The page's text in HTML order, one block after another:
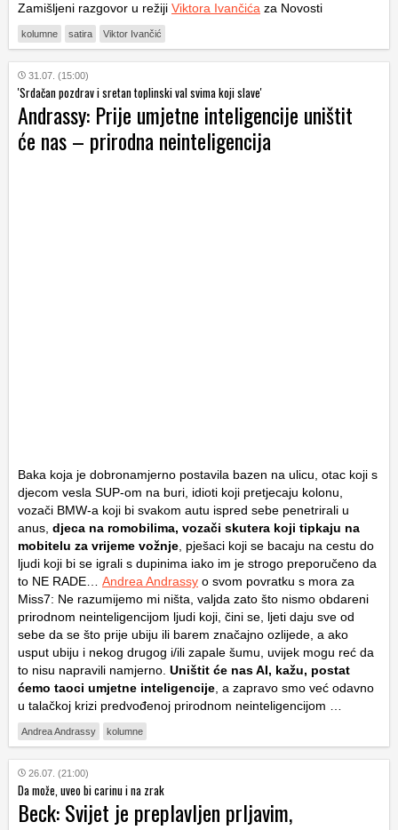
Zamišljeni razgovor u režiji Viktora Ivančića za Novosti
kolumne satira Viktor Ivančić
31.07. (15:00)
'Srdačan pozdrav i sretan toplinski val svima koji slave'
Andrassy: Prije umjetne inteligencije uništit
će nas – prirodna neinteligencija
Baka koja je dobronamjerno postavila bazen na ulicu, otac koji s
djecom vesla SUP-om na buri, idioti koji pretjecaju kolonu,
vozači BMW-a koji bi svakom autu ispred sebe penetrirali u
anus, djeca na romobilima, vozači skutera koji tipkaju na
mobitelu za vrijeme vožnje , pješaci koji se bacaju na cestu do
ljudi koji bi se igrali s dupinima iako im je strogo preporučeno da
to NE RADE… Andrea Andrassy o svom povratku s mora za
Miss7: Ne razumijemo mi ništa, valjda zato što nismo obdareni
prirodnom neinteligencijom ljudi koji, čini se, ljeti daju sve od
sebe da se što prije ubiju ili barem značajno ozlijede, a ako
usput ubiju i nekog drugog i/ili zapale šumu, uvijek mogu reć da
to nisu napravili namjerno. Uništit će nas AI, kažu, postat
ćemo taoci umjetne inteligencije , a zapravo smo već odavno
u talačkoj krizi predvođenoj prirodnom neinteligencijom …
Andrea Andrassy kolumne
26.07. (21:00)
Da može, uveo bi carinu i na zrak
Beck: Svijet je preplavljen prljavim,